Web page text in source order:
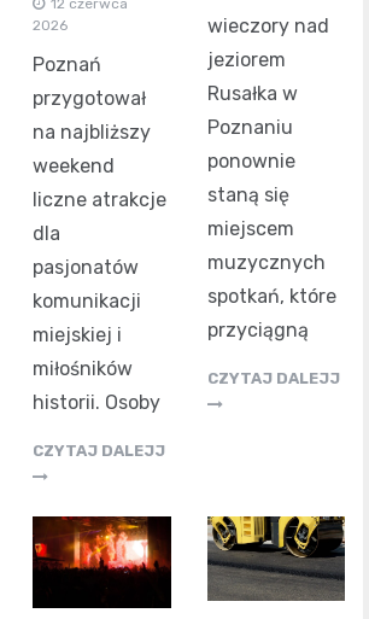
2026
Poznań
przygotował
na najbliższy
weekend
liczne atrakcje
dla
pasjonatów
komunikacji
miejskiej i
miłośników
historii. Osoby
CZYTAJ DALEJJ
wieczory nad
jeziorem
Rusałka w
Poznaniu
ponownie
staną się
miejscem
muzycznych
spotkań, które
przyciągną
CZYTAJ DALEJJ